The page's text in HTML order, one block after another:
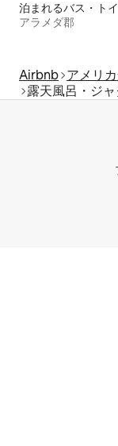
アラメダ郡
Airbnb アメリ
露天風呂・ジ